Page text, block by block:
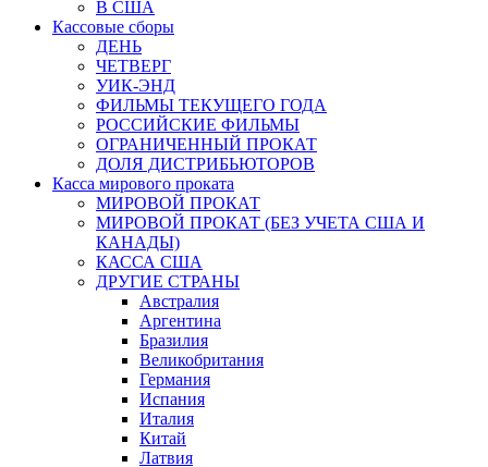
В США
Кассовые сборы
ДЕНЬ
ЧЕТВЕРГ
УИК-ЭНД
ФИЛЬМЫ ТЕКУЩЕГО ГОДА
РОССИЙСКИЕ ФИЛЬМЫ
ОГРАНИЧЕННЫЙ ПРОКАТ
ДОЛЯ ДИСТРИБЬЮТОРОВ
Касса мирового проката
МИРОВОЙ ПРОКАТ
МИРОВОЙ ПРОКАТ (БЕЗ УЧЕТА США И
КАНАДЫ)
КАССА США
ДРУГИЕ СТРАНЫ
Австралия
Аргентина
Бразилия
Великобритания
Германия
Испания
Италия
Китай
Латвия